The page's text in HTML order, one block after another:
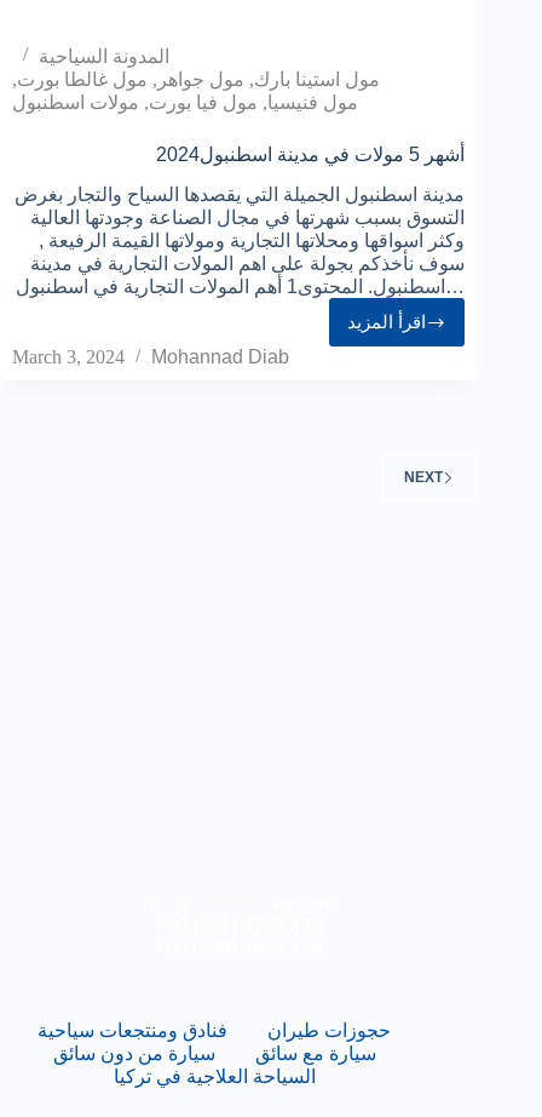
المدونة السياحية
مول استينا بارك, مول جواهر , مول غالطا بورت,
مول فنيسيا, مول فيا بورت, مولات اسطنبول
أشهر 5 مولات في مدينة اسطنبول2024
مدينة اسطنبول الجميلة التي يقصدها السياح والتجار بغرض
التسوق بسبب شهرتها في مجال الصناعة وجودتها العالية
وكثر اسواقها ومحلاتها التجارية ومولاتها القيمة الرفيعة ,
سوف نأخذكم بجولة على اهم المولات التجارية في مدينة
اسطنبول. المحتوى1 أهم المولات التجارية في اسطنبول…
اقرأ المزيد
Mohannad Diab
March 3, 2024
NEXT
حجوزات طيران
فنادق ومنتجعات سياحية
سيارة مع سائق
سيارة من دون سائق
السياحة العلاجية في تركيا